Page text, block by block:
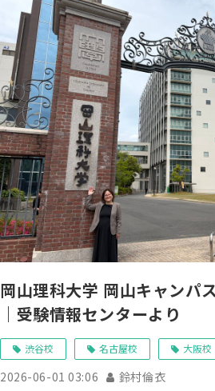
岡山理科大学 岡山キャンパ
｜受験情報センターより
渋谷校 名古屋校 大阪校
2026-06-01 03:06 鈴村倫衣